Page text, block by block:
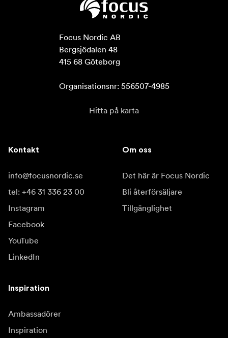
Focus Nordic AB
Bergsjödalen 48
415 68 Göteborg
Organisationsnr: 556507-4985
Hitta på karta
Kontakt
info@focusnordic.se
tel: +46 31 336 23 00
Instagram
Facebook
YouTube
LinkedIn
Om oss
Det här är Focus Nordic
Bli återförsäljare
Tillgänglighet
Inspiration
Ambassadörer
Inspiration